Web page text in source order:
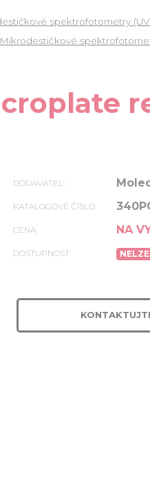
spektrofotometry
Mikrodestičkové
DODAVATEL:
KATALOGOVÉ ČÍSLO:
CENA: NA
DOSTUPNOST: